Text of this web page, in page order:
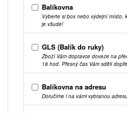
Balíkovna
Vyberte si box nebo výdejní místo,
je všude!
GLS (Balík do ruky)
Zboží Vám dopravce doveze na
18 hod. Přesný čas Vám sdělí
Balíkovna na adresu
Doručíme i na vámi vybranou